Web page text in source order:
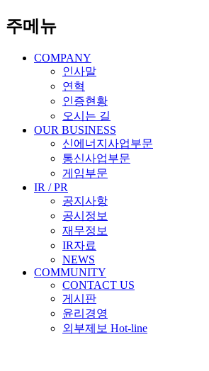
주메뉴
COMPANY
인사말
연혁
인증현황
오시는 길
OUR BUSINESS
신에너지사업부문
통신사업부문
게임부문
IR / PR
공지사항
공시정보
재무정보
IR자료
NEWS
COMMUNITY
CONTACT US
게시판
윤리경영
외부제보 Hot-line